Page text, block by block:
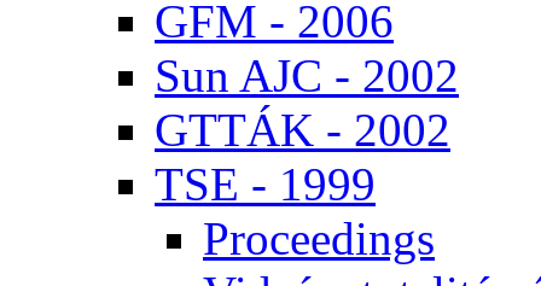
GFM - 2006
Sun AJC - 2002
GT­TÁK - 2002
TSE - 1999
Pro­ce­e­dings